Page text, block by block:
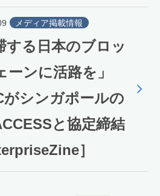
メディア掲載情報
する日本のブロッ
ーンに活路を」
がシンガポールの
と協定締結
］